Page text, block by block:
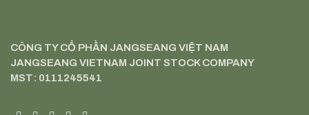
CÔNG TY CỔ PHẦN JANGSEANG VIỆT NAM
JANGSEANG VIETNAM JOINT STOCK COMPANY
MST: 0111245541